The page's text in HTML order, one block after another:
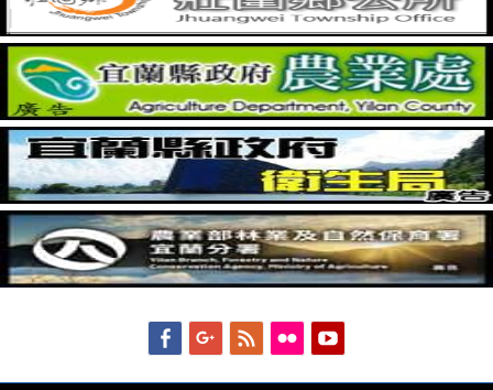
FacebookGoogleplus
Feed Flickr